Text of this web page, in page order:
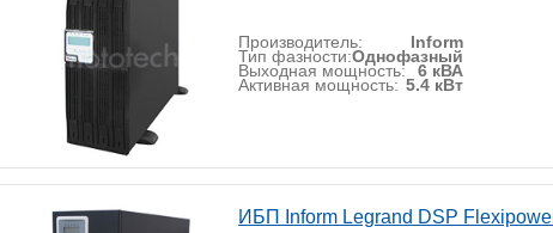
Производитель: Inform
Тип фазности:Однофазный
Выходная мощность: 6 кВА
Активная мощность: 5.4 кВт
ИБП Inform Legrand DSP